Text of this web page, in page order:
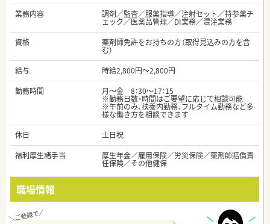
業務内容
調剤／監査／服薬指導／注射セット／持参薬チ
ェック／医薬品管理／DI業務／混注業務
資格
薬剤師免許をお持ちの方（取得見込みの方を含
む）
給与
時給2,800円～2,800円
勤務時間
月～金 8：30～17：15
※勤務日数・時間はご要望に応じて相談可能
※午前のみ、扶養内勤務、フルタイム勤務など多
様な働き方を相談できます
休日
土日祝
福利厚生諸手当
厚生年金／雇用保険／労災保険／薬剤師賠償責
任保険／その他健保
職場情報